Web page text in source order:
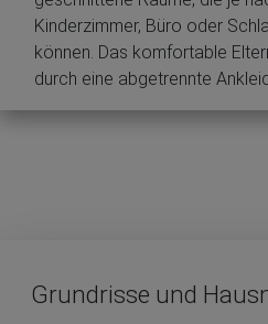
Kinderzimmer, Büro oder
können. Das komfortable
durch eine abgetrennte
Grundrisse und